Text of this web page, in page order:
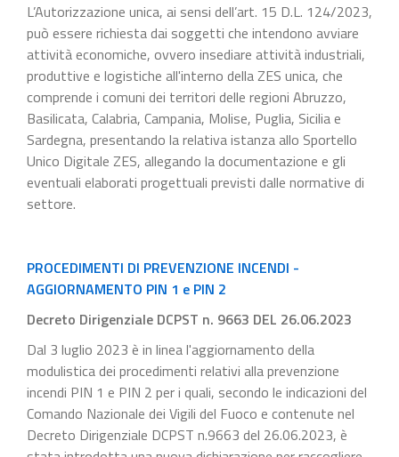
L’Autorizzazione unica, ai sensi dell’art. 15 D.L. 124/2023,
può essere richiesta dai soggetti che intendono avviare
attività economiche, ovvero insediare attività industriali,
produttive e logistiche all'interno della ZES unica, che
comprende i comuni dei territori delle regioni Abruzzo,
Basilicata, Calabria, Campania, Molise, Puglia, Sicilia e
Sardegna, presentando la relativa istanza allo Sportello
Unico Digitale ZES, allegando la documentazione e gli
eventuali elaborati progettuali previsti dalle normative di
settore.
PROCEDIMENTI DI PREVENZIONE INCENDI -
AGGIORNAMENTO PIN 1 e PIN 2
Decreto Dirigenziale DCPST n. 9663 DEL 26.06.2023
Dal 3 luglio 2023 è in linea l'aggiornamento della
modulistica dei procedimenti relativi alla prevenzione
incendi PIN 1 e PIN 2 per i quali, secondo le indicazioni del
Comando Nazionale dei Vigili del Fuoco e contenute nel
Decreto Dirigenziale DCPST n.9663 del 26.06.2023, è